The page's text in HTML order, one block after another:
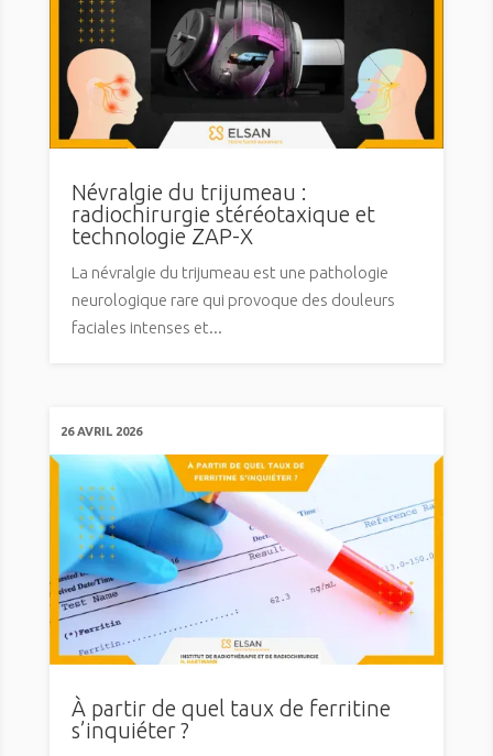
Névralgie du trijumeau :
radiochirurgie stéréotaxique et
technologie ZAP-X
La névralgie du trijumeau est une pathologie
neurologique rare qui provoque des douleurs
faciales intenses et...
26 AVRIL 2026
À partir de quel taux de ferritine
s’inquiéter ?